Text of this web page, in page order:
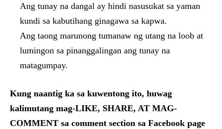
Ang tunay na dangal ay hindi nasusukat sa yaman
kundi sa kabutihang ginagawa sa kapwa.
Ang taong marunong tumanaw ng utang na loob at
lumingon sa pinanggalingan ang tunay na
matagumpay.
Kung naantig ka sa kuwentong ito, huwag
kalimutang mag-LIKE, SHARE, AT MAG-
COMMENT sa comment section sa Facebook page